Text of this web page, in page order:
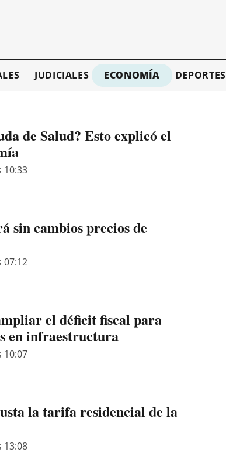
JUDICIALES ECONOMÍA DEPORTES
de Salud? Esto explicó el
10:33
sin cambios precios de
07:12
el déficit fiscal para
en infraestructura
10:07
la tarifa residencial de la
13:08